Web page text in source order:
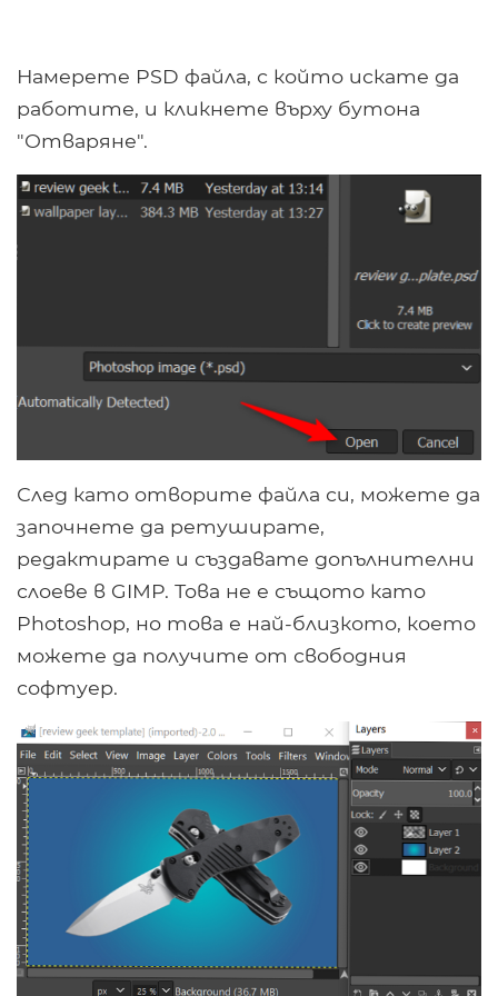
Намерете PSD файла, с който искате да
работите, и кликнете върху бутона
"Отваряне".
След като отворите файла си, можете да
започнете да ретуширате,
редактирате и създавате допълнителни
слоеве в GIMP. Това не е същото като
Photoshop, но това е най-близкото, което
можете да получите от свободния
софтуер.